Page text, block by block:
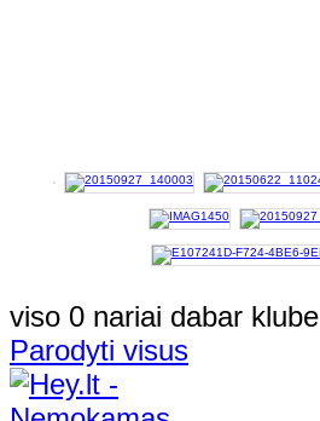
viso 0 nariai dabar klube
Parodyti visus